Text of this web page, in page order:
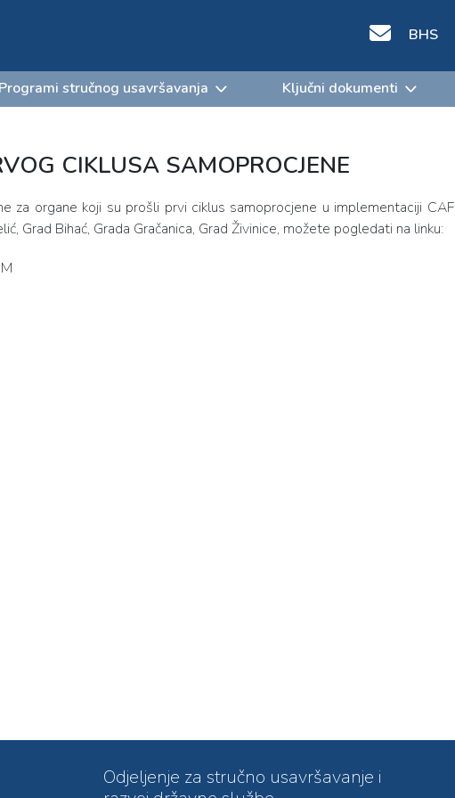
BHS
Programi stručnog usavršavanja Ključni dokumenti
CIKLUSA SAMOPROCJENE
za organe koji su prošli prvi ciklus samoprocjene u implementaciji CAF
Grad Bihać, Grada Gračanica, Grad Živinice, možete pogledati na linku:
Odjeljenje za stručno usavršavanje i